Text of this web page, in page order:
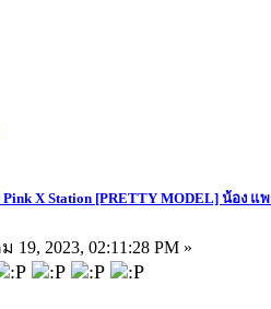
X Station [PRETTY MODEL] น้อง แ
19, 2023, 02:11:28 PM »